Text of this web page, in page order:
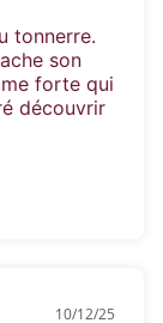
tonnerre.
son
forte qui
découvrir
10/12/25